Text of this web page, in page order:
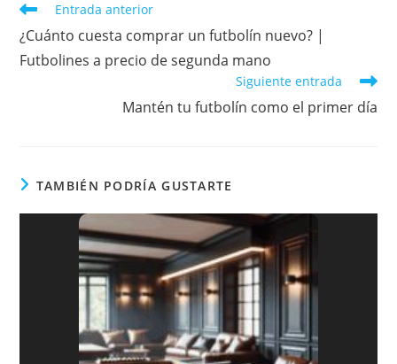
Leer
artículos
Entrada anterior
¿Cuánto cuesta comprar un futbolín nuevo? |
Futbolines a precio de segunda mano
Siguiente entrada
Mantén tu futbolín como el primer día
TAMBIÉN PODRÍA GUSTARTE